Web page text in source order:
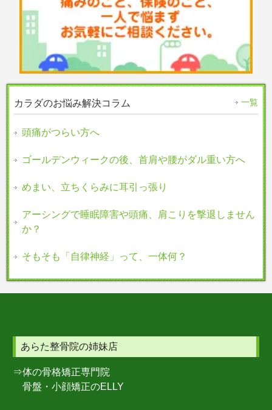
カラダのお悩み解決コラム 一覧
頭痛がつらい方へ
ゴールデンウィークの後、首肩や腰がダル重い方へ
めまい、立ちくらみに耳引っ張り
アーシングで睡眠障害や頭痛、肩こりを撃退しません
か？
そもそも「自律神経」って、一体何？
あらた整骨院の姉妹店
⇒体の骨格矯正専門院
骨盤・小顔矯正のELLY